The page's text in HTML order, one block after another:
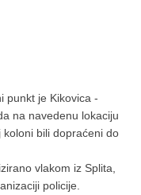
punkt je Kikovica -
na navedenu lokaciju
bili dopraćeni do
vlakom iz Splita,
policije.